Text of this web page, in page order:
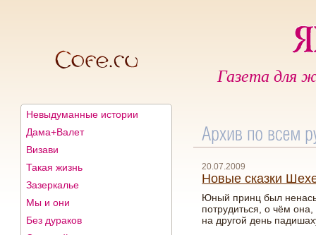
Газета для
Невыдуманные истории
Дама+Валет
Визави
Такая жизнь
Зазеркалье
Мы и они
Без дураков
20.07.2009
Новые сказки
Юный принц был
потрудиться, о чём
на другой день